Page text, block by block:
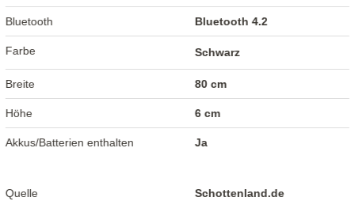
Bluetooth Bluetooth 4.2
Farbe Schwarz
Breite 80 cm
Höhe 6 cm
Akkus/Batterien enthalten Ja
Quelle Schottenland.de